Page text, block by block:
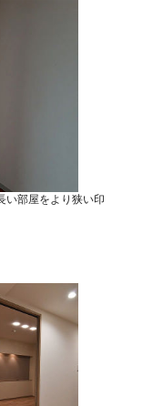
い部屋をより狭い印